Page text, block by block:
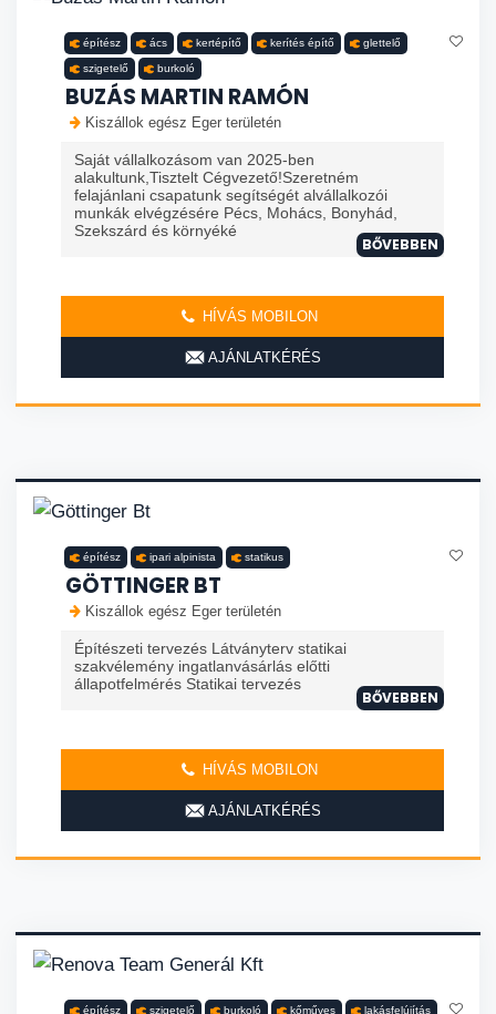
építész ács kertépítő kerítés építő glettelő
szigetelő burkoló
BUZÁS MARTIN RAMÓN
Kiszállok egész Eger területén
Saját vállalkozásom van 2025-ben
alakultunk,Tisztelt Cégvezető!Szeretném
felajánlani csapatunk segítségét alvállalkozói
munkák elvégzésére Pécs, Mohács, Bonyhád,
Szekszárd és környéké
BŐVEBBEN
HÍVÁS MOBILON
AJÁNLATKÉRÉS
építész ipari alpinista statikus
GÖTTINGER BT
Kiszállok egész Eger területén
Építészeti tervezés Látványterv statikai
szakvélemény ingatlanvásárlás előtti
állapotfelmérés Statikai tervezés
BŐVEBBEN
HÍVÁS MOBILON
AJÁNLATKÉRÉS
építész szigetelő burkoló kőműves lakásfelújítás